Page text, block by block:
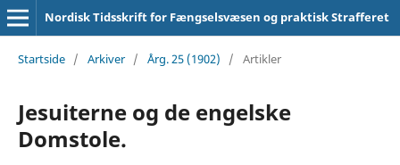
Nordisk Tidsskrift for Fængselsvæsen og praktisk Strafferet
Startside / Arkiver / Årg. 25 (1902) / Artikler
Jesuiterne og de engelske
Domstole.